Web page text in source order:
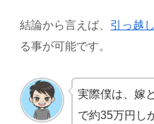
結論から言えば、 引っ越し
る事が可能です。
実際僕は、嫁
で約35万円し